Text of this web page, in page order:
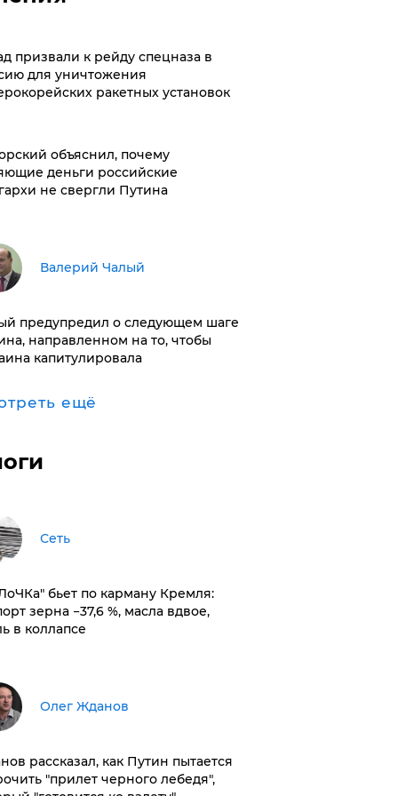
призвали к рейду спецназа в
для уничтожения
ракетных установок
объяснил, почему
деньги российские
не свергли Путина
Валерий Чалый
предупредил о следующем шаге
направленном на то, чтобы
капитулировала
ещё
Сеть
бьет по карману Кремля:
зерна −37,6 %, масла вдвое,
в коллапсе
Олег Жданов
рассказал, как Путин пытается
"прилет черного лебедя",